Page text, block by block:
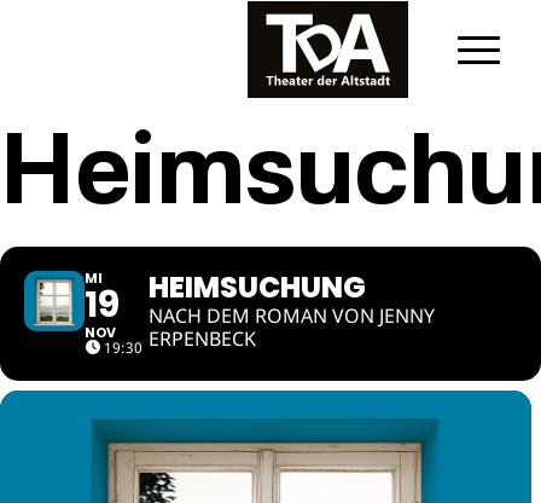
MI
19
NOV
19:30
HEIMSUCHUNG
NACH DEM ROMAN VON JENNY
ERPENBECK